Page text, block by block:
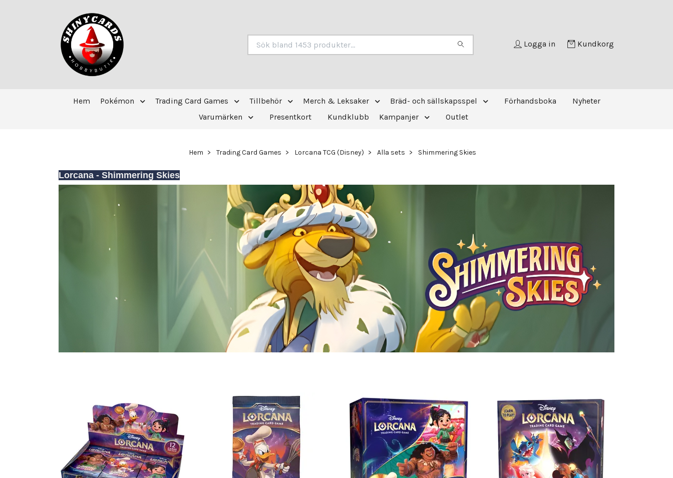
Logga in Kundkorg
Hem Pokémon Trading Card Games Tillbehör Merch & Leksaker Bräd- och sällskapsspel Förhandsboka
Nyheter
Varumärken
Presentkort Kundklubb Kampanjer Outlet
Hem Trading Card Games Lorcana TCG (Disney) Alla sets Shimmering Skies
Lorcana - Shimmering Skies